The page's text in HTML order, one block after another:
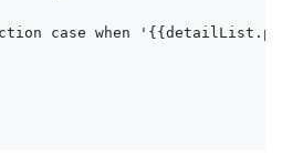
case when